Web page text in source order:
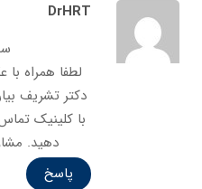
DrHRT
دکتر تشریف
با کلینیک
دهید.
پاسخ